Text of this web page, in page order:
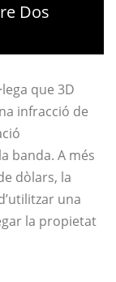
Dos
que 3D
infracció de
banda. A més
dòlars, la
una
la propietat